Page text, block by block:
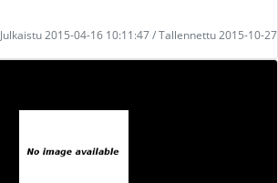
Julkaistu 2015-04-16 10:11:47 / Tallennettu 2015-10-27